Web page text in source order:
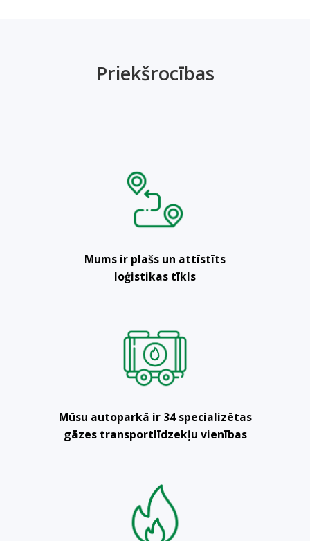
Priekšrocības
Mums ir plašs un attīstīts
loģistikas tīkls
Mūsu autoparkā ir 34 specializētas
gāzes transportlīdzekļu vienības